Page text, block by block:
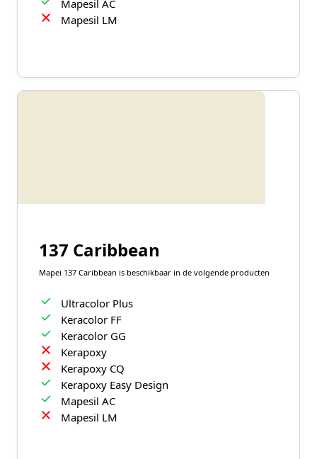
Mapesil AC
Mapesil LM
137 Caribbean
Mapei 137 Caribbean is beschikbaar in de volgende producten
Ultracolor Plus
Keracolor FF
Keracolor GG
Kerapoxy
Kerapoxy CQ
Kerapoxy Easy Design
Mapesil AC
Mapesil LM